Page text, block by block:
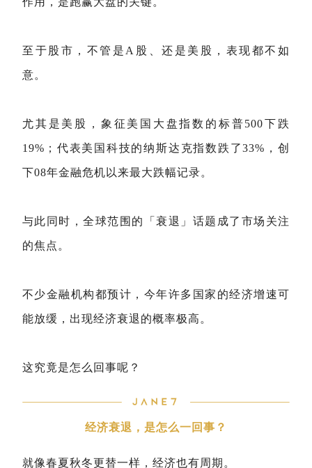
至于股市，不管是A股、还是美股，表现都不如
意。
尤其是美股，象征美国大盘指数的标普500下跌
19%；代表美国科技的纳斯达克指数跌了33%，创
下08年金融危机以来最大跌幅记录。
与此同时，全球范围的「衰退」话题成了市场关注
的焦点。
不少金融机构都预计，今年许多国家的经济增速可
能放缓，出现经济衰退的概率极高。
这究竟是怎么回事呢？
经济衰退，是怎么一回事？
就像春夏秋冬更替一样，经济也有周期。